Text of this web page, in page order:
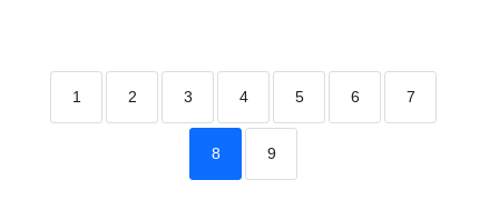
1 2 3 4 5 6 7
8 9